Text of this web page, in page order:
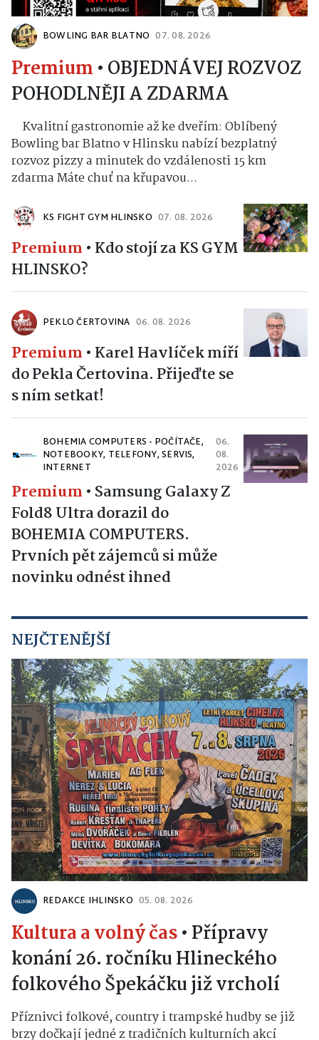
BOWLING BAR BLATNO 07. 08. 2026
Premium • OBJEDNÁVEJ ROZVOZ
POHODLNĚJI A ZDARMA
Kvalitní gastronomie až ke dveřím: Oblíbený
Bowling bar Blatno v Hlinsku nabízí bezplatný
rozvoz pizzy a minutek do vzdálenosti 15 km
zdarma Máte chuť na křupavou...
KS FIGHT GYM HLINSKO 07. 08. 2026
Premium • Kdo stojí za KS GYM
HLINSKO?
PEKLO ČERTOVINA 06. 08. 2026
Premium • Karel Havlíček míří
do Pekla Čertovina. Přijeďte se
s ním setkat!
BOHEMIA COMPUTERS - POČÍTAČE,
NOTEBOOKY, TELEFONY, SERVIS,
INTERNET
06.
08.
2026
Premium • Samsung Galaxy Z
Fold8 Ultra dorazil do
BOHEMIA COMPUTERS.
Prvních pět zájemců si může
novinku odnést ihned
NEJČTENĚJŠÍ
REDAKCE IHLINSKO 05. 08. 2026
Kultura a volný čas• Přípravy
konání 26. ročníku Hlineckého
folkového Špekáčku již vrcholí
Příznivci folkové, country i trampské hudby se již
brzy dočkají jedné z tradičních kulturních akcí